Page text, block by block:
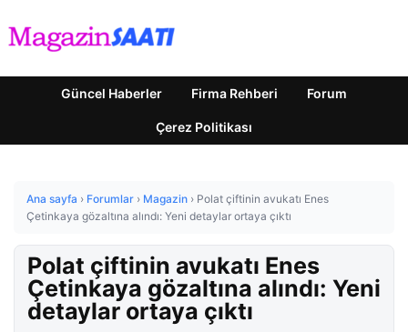
Güncel Haberler Firma Rehberi Forum
Çerez Politikası
Ana sayfa › Forumlar › Magazin › Polat çiftinin avukatı Enes
Çetinkaya gözaltına alındı: Yeni detaylar ortaya çıktı
Polat çiftinin avukatı Enes
Çetinkaya gözaltına alındı: Yeni
detaylar ortaya çıktı